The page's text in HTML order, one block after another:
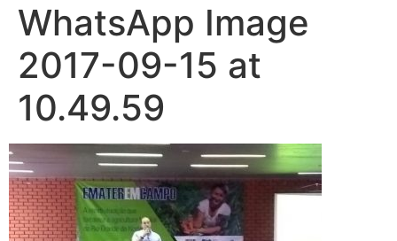
WhatsApp Image
2017-09-15 at
10.49.59